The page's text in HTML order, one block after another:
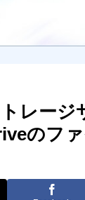
レージ
のフ